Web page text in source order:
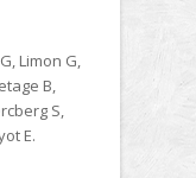
Limon G,
B,
S,
E.